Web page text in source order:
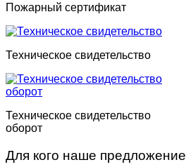
Пожарный сертификат
Техническое свидетельство
Техническое свидетельство
оборот
Для кого наше предложение